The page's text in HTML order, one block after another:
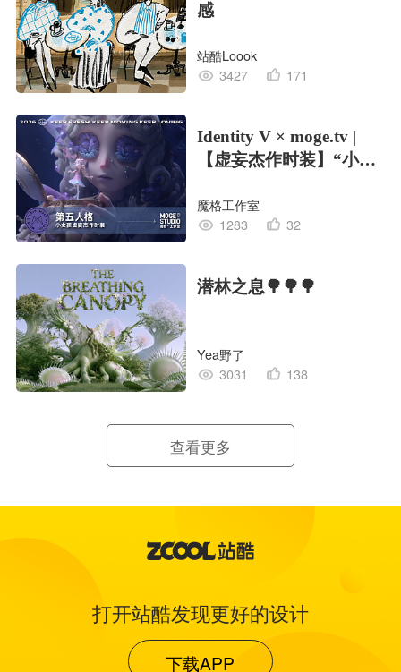
感
站酷Loook
3427
171
Identity V × moge.tv |
【虚妄杰作时装】“小女
魔格工作室
1283
32
潜林之息🌳🌳🌳
Yea野了
3031
138
查看更多
打开站酷发现更好的设计
下载APP